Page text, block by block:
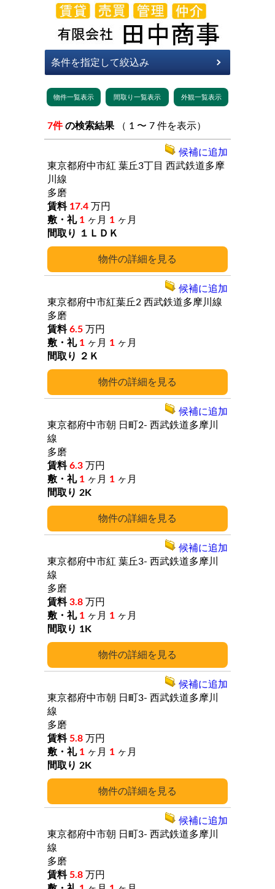
7件 の検索結果 （ 1 〜 7 件を表示）
詳細
東京都府中市紅 葉丘3丁目 西武鉄道多摩
川線
多磨
17.4 万円
1 ヶ月 1 ヶ月
１ＬＤＫ
候補に追加
詳細
東京都府中市紅葉丘2 西武鉄道多摩川線
多磨
6.5 万円
1 ヶ月 1 ヶ月
２Ｋ
候補に追加
詳細
東京都府中市朝 日町2- 西武鉄道多摩川
線
多磨
6.3 万円
1 ヶ月 1 ヶ月
2K
候補に追加
詳細
東京都府中市紅 葉丘3- 西武鉄道多摩川
線
多磨
3.8 万円
1 ヶ月 1 ヶ月
1K
候補に追加
詳細
東京都府中市朝 日町3- 西武鉄道多摩川
線
多磨
5.8 万円
1 ヶ月 1 ヶ月
2K
候補に追加
東京都府中市朝 日町3- 西武鉄道多摩川
線
多磨
5.8 万円
候補に追加